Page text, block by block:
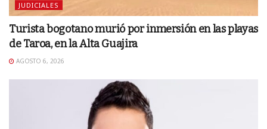
JUDICIALES
Turista bogotano murió por inmersión en las playas
de Taroa, en la Alta Guajira
AGOSTO 6, 2026